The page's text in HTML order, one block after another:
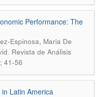
Performance: The
Espinosa, Maria De
. Revista de Análisis
41-56
Latin America